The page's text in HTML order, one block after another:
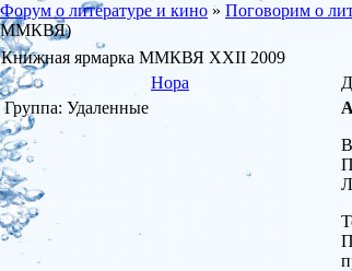
Форум о литературе и кино » Поговорим о
ММКВЯ)
Книжная ярмарка ММКВЯ XXII 2009
Нора
Группа: Удаленные